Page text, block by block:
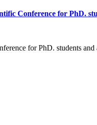
Conference for PhD.
for PhD. students and